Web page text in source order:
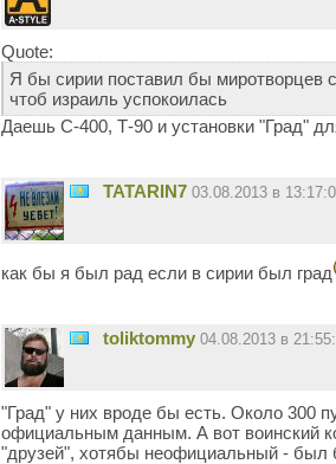
Quote:
Я бы сирии поставил бы миротворцев
чтоб израиль успокоилась
Даешь С-400, Т-90 и установки "Град"
TATARIN7 03.08.2013 в
как бы я был рад если в сирии был град
toliktommy 04.08.2013 в
"Град" у них вроде бы есть. Около 300
официальным данным. А вот воинский
"друзей", хотябы неофициальный -